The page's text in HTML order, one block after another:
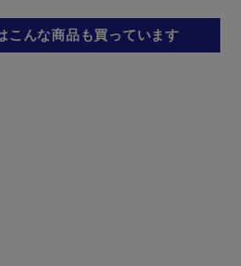
こんな商品も買っています